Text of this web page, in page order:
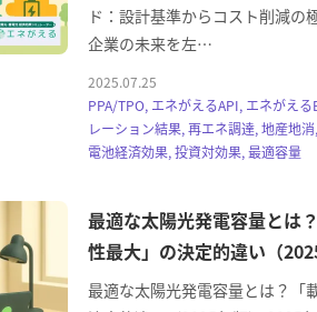
ド：設計基準からコスト削減の
企業の未来を左…
2025.07.25
PPA/TPO, エネがえるAPI, エネがえ
レーション結果, 再エネ調達, 地産地
電池経済効果, 投資対効果, 最適容量
最適な太陽光発電容量とは
性最大」の決定的違い（
最適な太陽光発電容量とは？「